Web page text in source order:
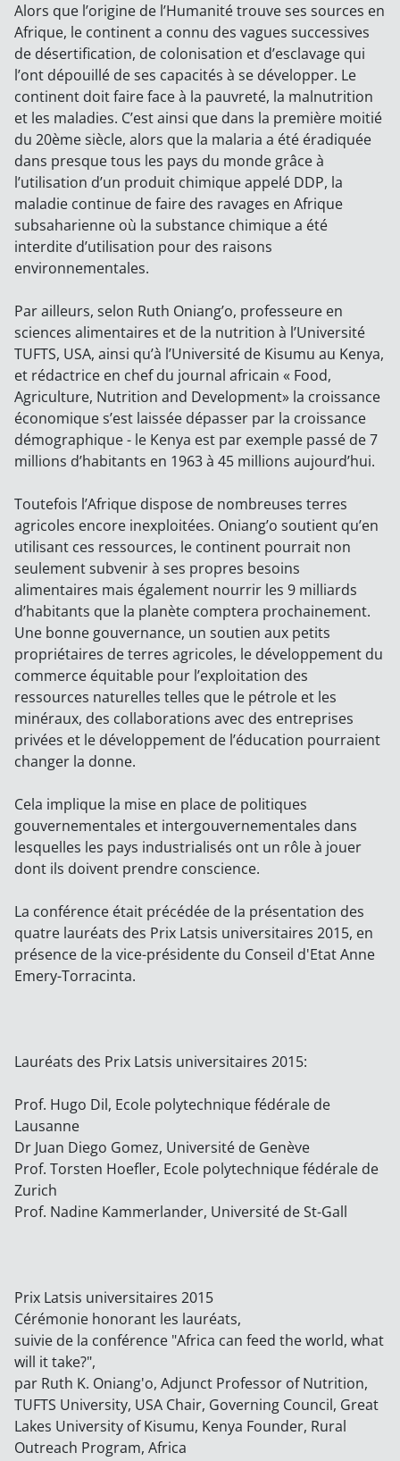
Alors que l’origine de l’Humanité trouve ses sources en
Afrique, le continent a connu des vagues successives
de désertification, de colonisation et d’esclavage qui
l’ont dépouillé de ses capacités à se développer. Le
continent doit faire face à la pauvreté, la malnutrition
et les maladies. C’est ainsi que dans la première moitié
du 20ème siècle, alors que la malaria a été éradiquée
dans presque tous les pays du monde grâce à
l’utilisation d’un produit chimique appelé DDP, la
maladie continue de faire des ravages en Afrique
subsaharienne où la substance chimique a été
interdite d’utilisation pour des raisons
environnementales.
Par ailleurs, selon Ruth Oniang’o, professeure en
sciences alimentaires et de la nutrition à l’Université
TUFTS, USA, ainsi qu’à l’Université de Kisumu au Kenya,
et rédactrice en chef du journal africain « Food,
Agriculture, Nutrition and Development» la croissance
économique s’est laissée dépasser par la croissance
démographique - le Kenya est par exemple passé de 7
millions d’habitants en 1963 à 45 millions aujourd’hui.
Toutefois l’Afrique dispose de nombreuses terres
agricoles encore inexploitées. Oniang’o soutient qu’en
utilisant ces ressources, le continent pourrait non
seulement subvenir à ses propres besoins
alimentaires mais également nourrir les 9 milliards
d’habitants que la planète comptera prochainement.
Une bonne gouvernance, un soutien aux petits
propriétaires de terres agricoles, le développement du
commerce équitable pour l’exploitation des
ressources naturelles telles que le pétrole et les
minéraux, des collaborations avec des entreprises
privées et le développement de l’éducation pourraient
changer la donne.
Cela implique la mise en place de politiques
gouvernementales et intergouvernementales dans
lesquelles les pays industrialisés ont un rôle à jouer
dont ils doivent prendre conscience.
La conférence était précédée de la présentation des
quatre lauréats des Prix Latsis universitaires 2015, en
présence de la vice-présidente du Conseil d'Etat Anne
Emery-Torracinta.
Lauréats des Prix Latsis universitaires 2015:
Prof. Hugo Dil, Ecole polytechnique fédérale de
Lausanne
Dr Juan Diego Gomez, Université de Genève
Prof. Torsten Hoefler, Ecole polytechnique fédérale de
Zurich
Prof. Nadine Kammerlander, Université de St-Gall
Prix Latsis universitaires 2015
Cérémonie honorant les lauréats,
suivie de la conférence "Africa can feed the world, what
will it take?",
par Ruth K. Oniang'o, Adjunct Professor of Nutrition,
TUFTS University, USA Chair, Governing Council, Great
Lakes University of Kisumu, Kenya Founder, Rural
Outreach Program, Africa